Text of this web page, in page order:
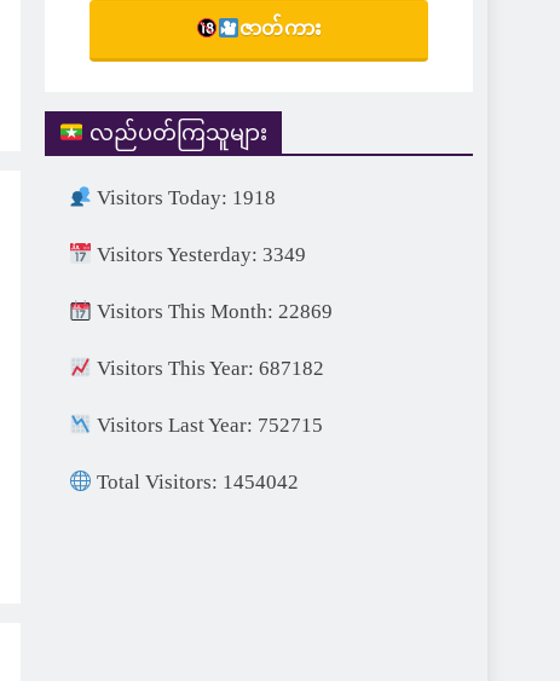
ဇာတ်ကား
လည်ပတ်ကြသူများ
Visitors Today: 1918
Visitors Yesterday: 3349
Visitors This Month: 22869
Visitors This Year: 687182
Visitors Last Year: 752715
Total Visitors: 1454042